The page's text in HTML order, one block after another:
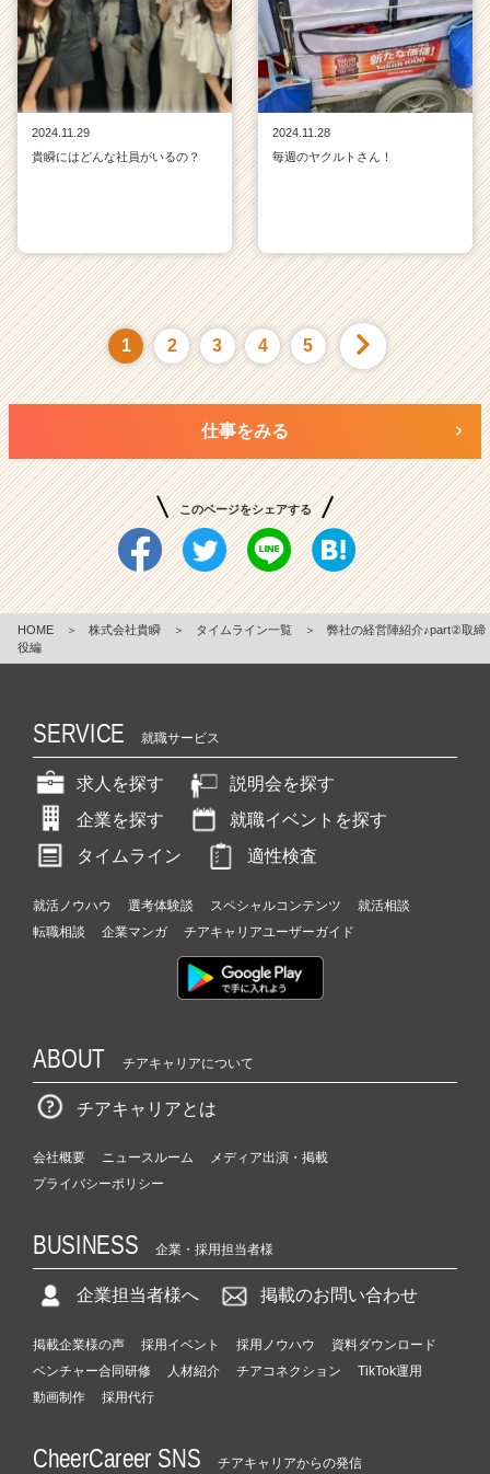
2024.11.29
貴瞬にはどんな社員がいるの？
2024.11.28
毎週のヤクルトさん！
1 2 3 4 5
仕事をみる
このページをシェアする
HOME ＞ 株式会社貴瞬 ＞ タイムライン一覧 ＞
弊社の経営陣紹介♪part②取締
役編
SERVICE 就職サービス
求人を探す
説明会を探す
企業を探す
就職イベントを探す
タイムライン
適性検査
就活ノウハウ 選考体験談 スペシャルコンテンツ
就活相談
転職相談
企業マンガ チアキャリアユーザーガイド
ABOUT チアキャリアについて
チアキャリアとは
会社概要 ニュースルーム
メディア出演・掲載
プライバシーポリシー
BUSINESS 企業・採用担当者様
企業担当者様へ 掲載のお問い合わせ
掲載企業様の声 採用イベント 採用ノウハウ
資料ダウンロード
ベンチャー合同研修
人材紹介 チアコネクション
TikTok運用
動画制作
採用代行
CheerCareer SNS チアキャリアからの発信